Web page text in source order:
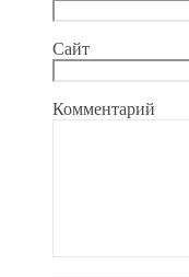
Сайт
Комментарий